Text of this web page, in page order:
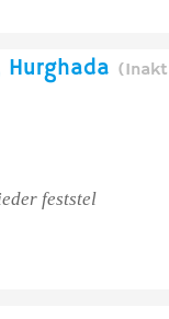
Hurghada
feststel